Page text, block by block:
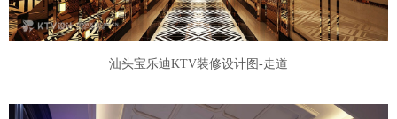
汕头宝乐迪KTV装修设计图-走道